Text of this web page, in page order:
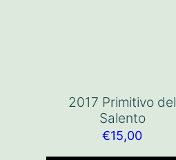
2017 Primitivo del
Salento
€15,00